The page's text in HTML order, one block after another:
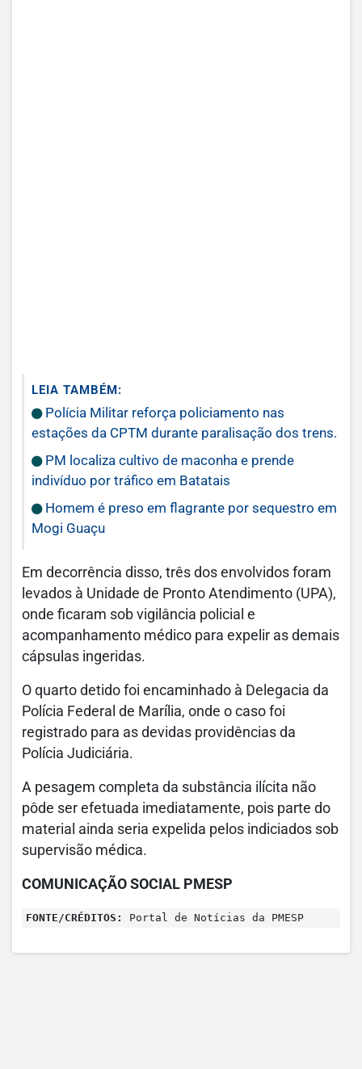
LEIA TAMBÉM:
Polícia Militar reforça policiamento nas
estações da CPTM durante paralisação dos trens.
PM localiza cultivo de maconha e prende
indivíduo por tráfico em Batatais
Homem é preso em flagrante por sequestro em
Mogi Guaçu
Em decorrência disso, três dos envolvidos foram
levados à Unidade de Pronto Atendimento (UPA),
onde ficaram sob vigilância policial e
acompanhamento médico para expelir as demais
cápsulas ingeridas.
O quarto detido foi encaminhado à Delegacia da
Polícia Federal de Marília, onde o caso foi
registrado para as devidas providências da
Polícia Judiciária.
A pesagem completa da substância ilícita não
pôde ser efetuada imediatamente, pois parte do
material ainda seria expelida pelos indiciados sob
supervisão médica.
COMUNICAÇÃO SOCIAL PMESP
FONTE/CRÉDITOS: Portal de Notícias da PMESP